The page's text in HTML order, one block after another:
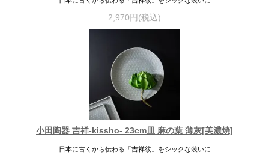
2,970円(税込)
小田陶器 吉祥-kissho- 23cm皿 麻の葉 薄灰[美濃焼]
日本に古くから伝わる「吉祥紋」をシックな装いに